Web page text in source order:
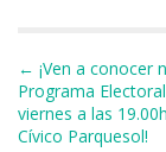
o
o
Navegación de
← ¡Ven a conocer
Programa
viernes a las
Cívico Parquesol!